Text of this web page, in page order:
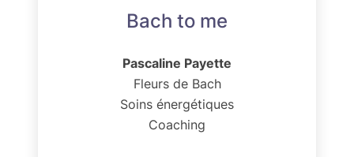
Bach to me
Pascaline Payette
Fleurs de Bach
Soins énergétiques
Coaching